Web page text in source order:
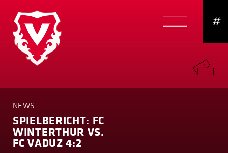
#
NEWS
SPIELBERICHT: FC
WINTERTHUR VS.
FC VADUZ 4:2